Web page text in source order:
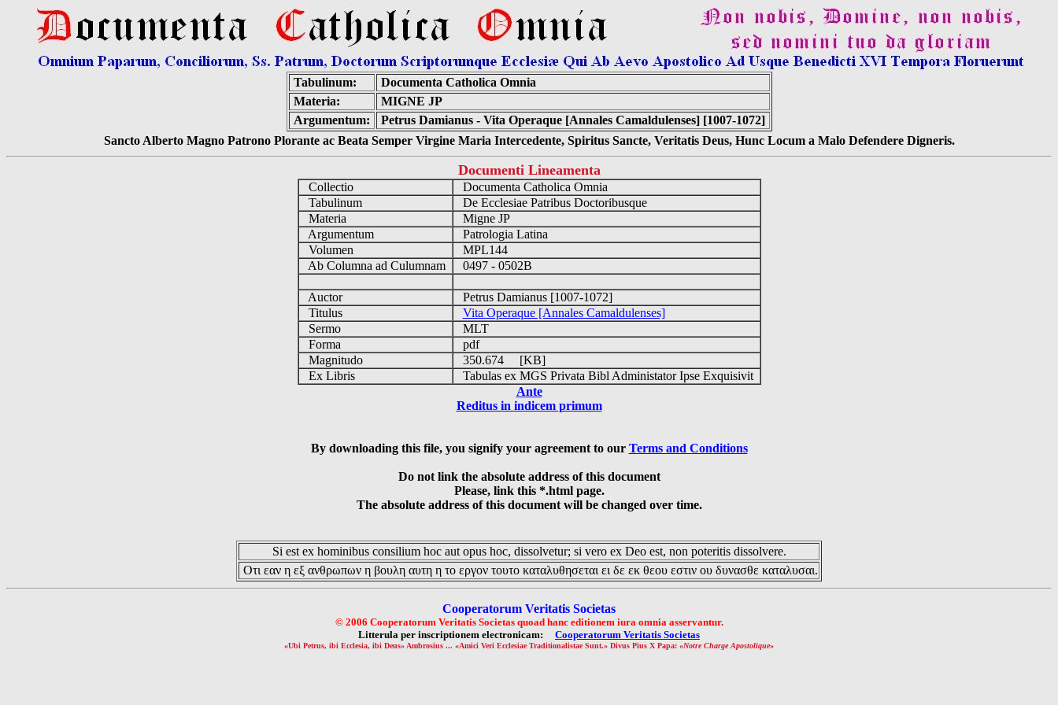
Tabulinum:
Documenta Catholica Omnia
Materia:
MIGNE JP
Argumentum:
Petrus Damianus - Vita Operaque [Annales Camaldulenses] [1007-1072]
Sancto Alberto Magno Patrono Plorante ac Beata Semper Virgine Maria Intercedente, Spiritus Sancte, Veritatis Deus, Hunc Locum a Malo Defendere Digneris.
Documenti Lineamenta
Collectio
Documenta Catholica Omnia
Tabulinum
De Ecclesiae Patribus Doctoribusque
Materia
Migne JP
Argumentum
Patrologia Latina
Volumen
MPL144
Ab Columna ad Culumnam
0497 - 0502B
Auctor
Petrus Damianus [1007-1072]
Titulus
Vita Operaque [Annales Camaldulenses]
Sermo
MLT
Forma
pdf
Magnitudo
350.674 [KB]
Ex Libris
Tabulas ex MGS Privata Bibl Administator Ipse Exquisivit
Ante
Reditus in indicem primum
By downloading this file, you signify your agreement to our Terms and Conditions
Do not link the absolute address of this document
Please, link this *.html page.
The absolute address of this document will be changed over time.
Si est ex hominibus consilium hoc aut opus hoc, dissolvetur; si vero ex Deo est, non poteritis dissolvere.
Οτι εαν η εξ ανθρωπων η βουλη αυτη η το εργον τουτο καταλυθησεται ει δε εκ θεου εστιν ου δυνασθε καταλυσαι.
Cooperatorum Veritatis Societas
© 2006 Cooperatorum Veritatis Societas quoad hanc editionem iura omnia asservantur.
Litterula per inscriptionem electronicam: Cooperatorum Veritatis Societas
«Ubi Petrus, ibi Ecclesia, ibi Deus» Ambrosius ... «Amici Veri Ecclesiae Traditionalistae Sunt.» Divus Pius X Papa: «Notre Charge Apostolique»